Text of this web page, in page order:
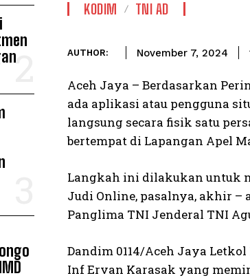
KODIM TNI AD
AUTHOR: November 7, 2024
Aceh Jaya – Berdasarkan
ada aplikasi atau pengguna
langsung secara fisik satu
bertempat di Lapangan Apel
Langkah ini dilakukan untuk
Judi Online, pasalnya, akhir
Panglima TNI Jenderal TNI
Dandim 0114/Aceh Jaya
Inf Ervan Karasak yang